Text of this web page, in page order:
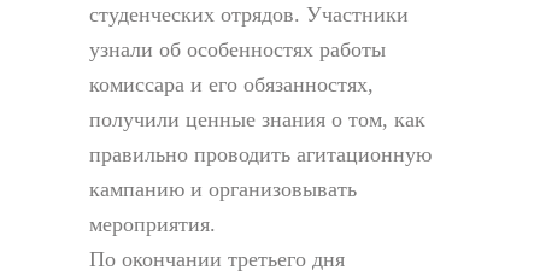
студенческих отрядов. Участники
узнали об особенностях работы
комиссара и его обязанностях,
получили ценные знания о том, как
правильно проводить агитационную
кампанию и организовывать
мероприятия.
По окончании третьего дня